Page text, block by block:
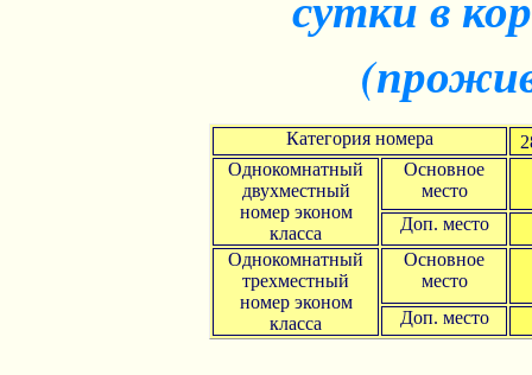
Категория номера
Однокомнатный
двухместный
номер эконом
класса
Основное
место
Доп. место
Однокомнатный
трехместный
номер эконом
класса
Основное
место
Доп. место